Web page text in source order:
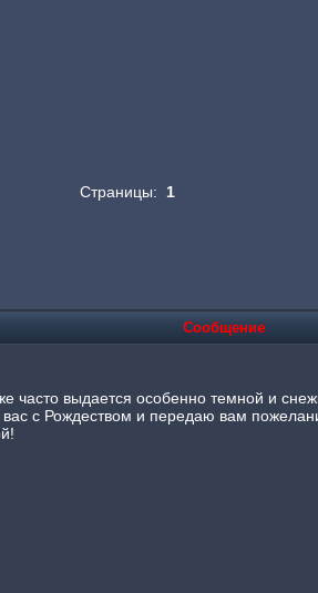
Страницы: 1
Сообщение
часто выдается особенно темной и
с Рождеством и передаю вам